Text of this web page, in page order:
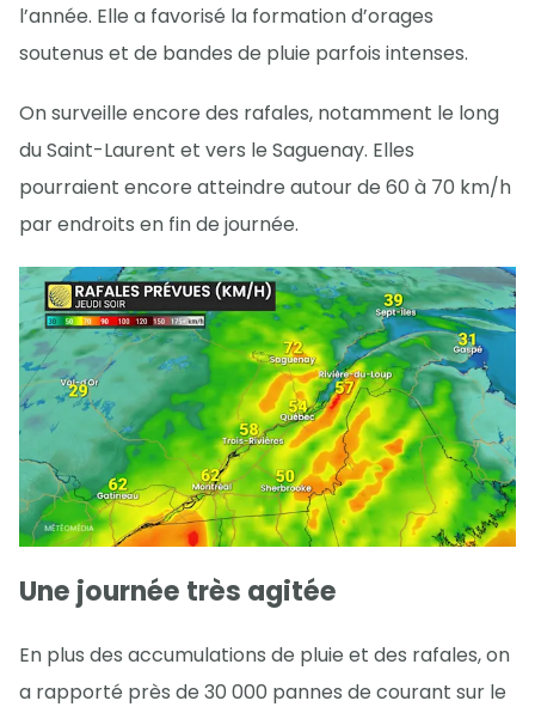
l’année. Elle a favorisé la formation d’orages
soutenus et de bandes de pluie parfois intenses.
On surveille encore des rafales, notamment le long
du Saint-Laurent et vers le Saguenay. Elles
pourraient encore atteindre autour de 60 à 70 km/h
par endroits en fin de journée.
Une journée très agitée
En plus des accumulations de pluie et des rafales, on
a rapporté près de 30 000 pannes de courant sur le